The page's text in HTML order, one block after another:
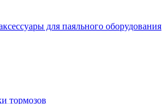
для паяльного оборудования
тормозов